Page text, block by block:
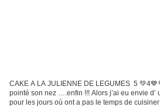
CAKE A LA JULIENNE DE LEGUMES 5
pointé son nez ….enfin !!! Alors j’ai eu envie d’
pour les jours où ont a pas le temps de